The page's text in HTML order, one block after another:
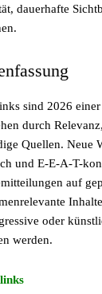
dauerhafte
sind 2026
durch
Quellen. Neue
und E-E-A-T-
auf
oder
werden.